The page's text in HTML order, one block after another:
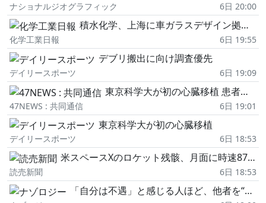
ナショナルジオグラフィック 6日 20:00
積水化学、上海に車ガラスデザイン拠点を新設
化学工業日報 6日 19:55
デブリ搬出に向け調査優先
デイリースポーツ 6日 19:09
東京科学大が初の心臓移植 患者の待機期間短縮目指す
47NEWS : 共同通信 6日 19:01
東京科学大が初の心臓移植
デイリースポーツ 6日 18:53
米スペースXのロケット残骸、月面に時速8700キロで激突し巨大クレーター形成か…専門家「宇宙ごみ処分に無頓着」
読売新聞 6日 18:53
「自分は不遇」と感じる人ほど、他者を“利用価値"で判断する